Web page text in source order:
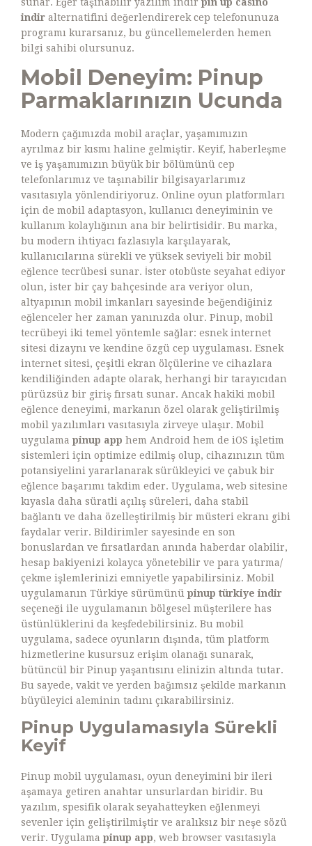
indir alternatifini değerlendirerek cep telefonunuza
programı kurarsanız, bu güncellemelerden hemen
bilgi sahibi olursunuz.
Mobil Deneyim: Pinup
Parmaklarınızın Ucunda
Modern çağımızda mobil araçlar, yaşamımızın
ayrılmaz bir kısmı haline gelmiştir. Keyif, haberleşme
ve iş yaşamımızın büyük bir bölümünü cep
telefonlarımız ve taşınabilir bilgisayarlarımız
vasıtasıyla yönlendiriyoruz. Online oyun platformları
için de mobil adaptasyon, kullanıcı deneyiminin ve
kullanım kolaylığının ana bir belirtisidir. Bu marka,
bu modern ihtiyacı fazlasıyla karşılayarak,
kullanıcılarına sürekli ve yüksek seviyeli bir mobil
eğlence tecrübesi sunar. İster otobüste seyahat ediyor
olun, ister bir çay bahçesinde ara veriyor olun,
altyapının mobil imkanları sayesinde beğendiğiniz
eğlenceler her zaman yanınızda olur. Pinup, mobil
tecrübeyi iki temel yöntemle sağlar: esnek internet
sitesi dizaynı ve kendine özgü cep uygulaması. Esnek
internet sitesi, çeşitli ekran ölçülerine ve cihazlara
kendiliğinden adapte olarak, herhangi bir tarayıcıdan
pürüzsüz bir giriş fırsatı sunar. Ancak hakiki mobil
eğlence deneyimi, markanın özel olarak geliştirilmiş
mobil yazılımları vasıtasıyla zirveye ulaşır. Mobil
uygulama pinup app hem Android hem de iOS işletim
sistemleri için optimize edilmiş olup, cihazınızın tüm
potansiyelini yararlanarak sürükleyici ve çabuk bir
eğlence başarımı takdim eder. Uygulama, web sitesine
kıyasla daha süratli açılış süreleri, daha stabil
bağlantı ve daha özelleştirilmiş bir müsteri ekranı gibi
faydalar verir. Bildirimler sayesinde en son
bonuslardan ve fırsatlardan anında haberdar olabilir,
hesap bakiyenizi kolayca yönetebilir ve para yatırma/
çekme işlemlerinizi emniyetle yapabilirsiniz. Mobil
uygulamanın Türkiye sürümünü pinup türkiye indir
seçeneği ile uygulamanın bölgesel müşterilere has
üstünlüklerini da keşfedebilirsiniz. Bu mobil
uygulama, sadece oyunların dışında, tüm platform
hizmetlerine kusursuz erişim olanağı sunarak,
bütüncül bir Pinup yaşantısını elinizin altında tutar.
Bu sayede, vakit ve yerden bağımsız şekilde markanın
büyüleyici aleminin tadını çıkarabilirsiniz.
Pinup Uygulamasıyla Sürekli
Keyif
Pinup mobil uygulaması, oyun deneyimini bir ileri
aşamaya getiren anahtar unsurlardan biridir. Bu
yazılım, spesifik olarak seyahatteyken eğlenmeyi
sevenler için geliştirilmiştir ve aralıksız bir neşe sözü
verir. Uygulama pinup app, web browser vasıtasıyla